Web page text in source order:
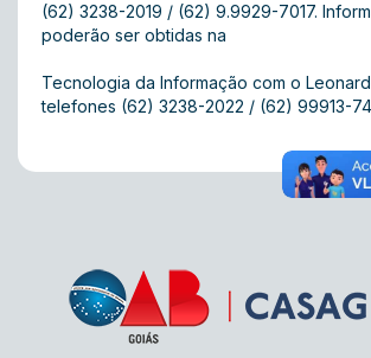
(62) 3238-2019 / (62) 9.9929-7017.
poderão ser obtidas na
Tecnologia da Informação com o
telefones (62) 3238-2022 / (62) 99913-